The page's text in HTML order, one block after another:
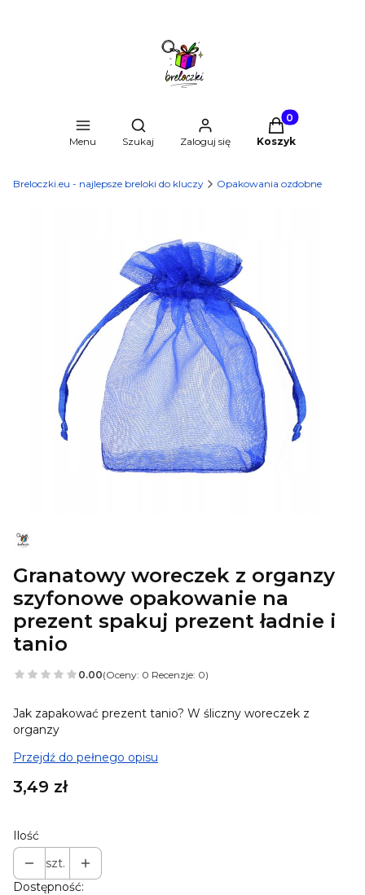
Menu
Otwórz wyszukiwarkę
Szukaj Zaloguj się
Produkty w
Koszyk
Breloczki.eu - najlepsze breloki do kluczy Opakowania ozdobne
Granatowy woreczek z organzy
szyfonowe opakowanie na
prezent spakuj prezent ładnie i
tanio
0.00(Oceny: 0 Recenzje: 0)
Jak zapakować prezent tanio? W śliczny woreczek z
organzy
Przejdź do pełnego opisu
Cena
3,49 zł
Ilość
szt.
Dostępność: